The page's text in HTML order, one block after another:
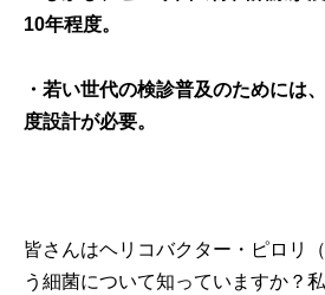
10年程度。
・若い世代の検診普及のためには
度設計が必要。
皆さんはヘリコバクター・ピロリ
う細菌について知っていますか？